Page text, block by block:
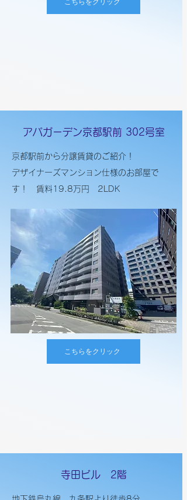
​アパガーデン京都駅前 302号室
京都駅前から分譲賃貸のご紹介！​
​デザイナーズマンション仕様のお部屋で
す！ 賃料19.8万円 2LDK
こちらをクリック
​寺田ビル 2階